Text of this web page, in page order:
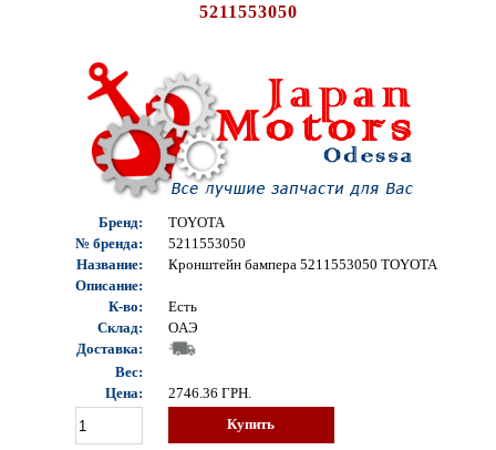
5211553050
Бренд:
TOYOTA
№ бренда:
5211553050
Название:
Кронштейн бампера 5211553050 TOYOTA
Описание:
К-во:
Есть
Склад:
OAЭ
Доставка:
Вес:
Цена:
2746.36 ГРН.
Купить